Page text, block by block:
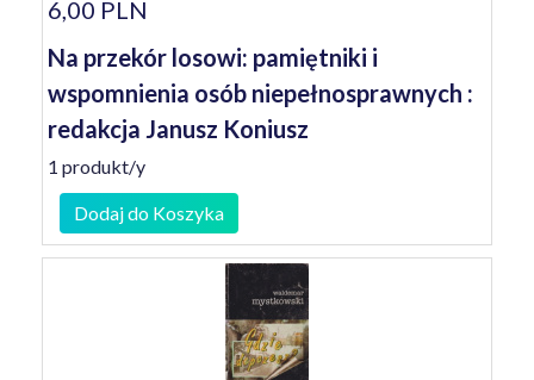
6,00 PLN
Na przekór losowi: pamiętniki i
wspomnienia osób niepełnosprawnych :
redakcja Janusz Koniusz
1 produkt/y
Dodaj do Koszyka